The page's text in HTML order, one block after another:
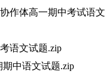
作体高一期中考试语文
语文试题.zip
中语文试题.zip